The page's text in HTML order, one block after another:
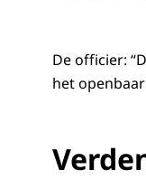
De officier:
het